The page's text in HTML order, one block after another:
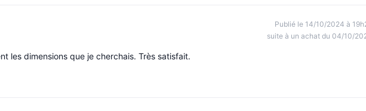
Publié le 14/10/2024 à
suite à un achat du 04/10/
les dimensions que je cherchais. Très satisfait.